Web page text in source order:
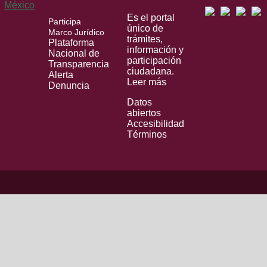
Participa
Marco Jurídico
Plataforma
Nacional de
Transparencia
Alerta
Denuncia
Es el portal
único de
trámites,
información y
participación
ciudadana.
Leer más
Datos
abiertos
Accesibilidad
Términos